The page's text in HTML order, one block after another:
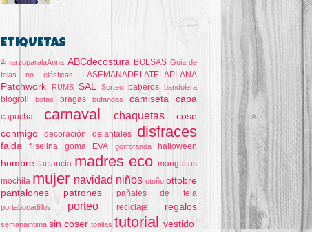
ETIQUETAS
#marzoparalaAnna ABCdecostura BOLSAS Guia de
telas no elásticas
LASEMANADELATELAPLANA
Patchwork RUMS SAL Sorteo baberos bandolera
blogroll botas bragas bufandas camiseta capa
capucha carnaval chaquetas
cose
conmigo
decoración delantales disfraces
falda fliselina goma EVA gorrofanda halloween
hombre lactancia madres eco manguitas
mochila mujer navidad niños otoño ottobre
pantalones
patrones pañales de tela
portabocadillos porteo reciclaje regalos
semanaintima sin coser toallas tutorial vestido